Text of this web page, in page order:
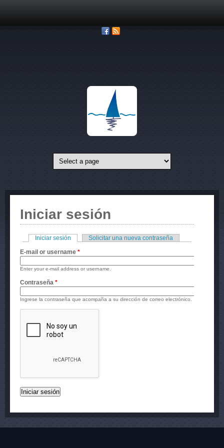
Iniciar sesión
Solapas principales
Iniciar sesión (solapa activa)
Solicitar una nueva contraseña
E-mail or username *
Enter your e-mail address or username.
Contraseña *
Ingrese la contraseña que acompaña a su dirección de correo electrónico.